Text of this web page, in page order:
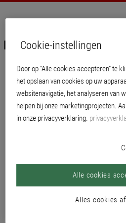
Raufaser
Overschilderbaar behang met
korrel 41, fijn-
Cookie-instellingen
Door op “Alle cookies accepteren” te
het opslaan van cookies op uw
websitenavigatie, het analyseren van
helpen bij onze marketingprojecten.
in onze privacyverklaring.
Alles cookies
Alle cookies